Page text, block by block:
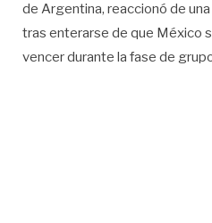
de Argentina, reaccionó de
tras enterarse de que México
vencer durante la fase de